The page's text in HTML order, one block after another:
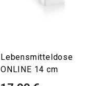
Lebensmitteldose
ONLINE 14 cm